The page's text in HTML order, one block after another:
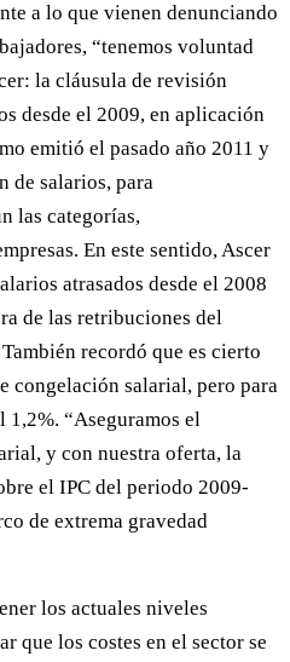
a lo que vienen denunciando
“tenemos voluntad
la cláusula de revisión
desde el 2009, en aplicación
emitió el pasado año 2011 y
de salarios, para
las categorías,
En este sentido, Ascer
atrasados desde el 2008
de las retribuciones del
recordó que es cierto
congelación salarial, pero para
1,2%. “Aseguramos el
y con nuestra oferta, la
el IPC del periodo 2009-
de extrema gravedad
los actuales niveles
que los costes en el sector se